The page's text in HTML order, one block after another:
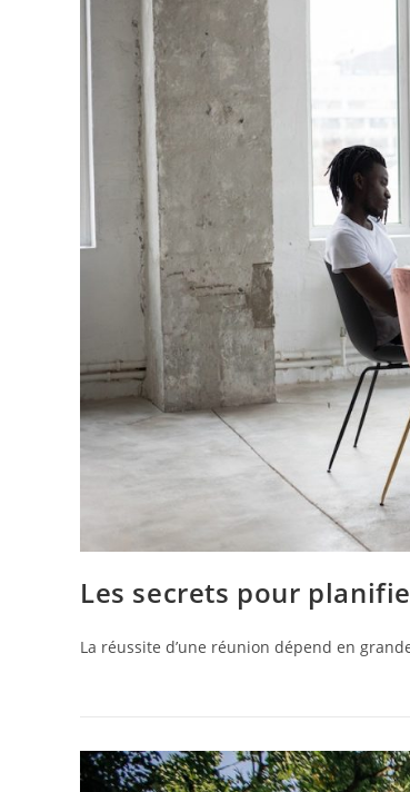
Les secrets pour
La réussite d’une réunion dépend en